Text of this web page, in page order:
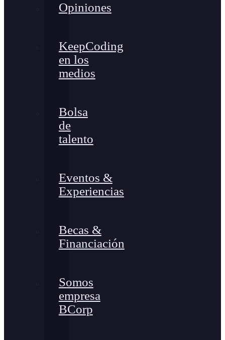
Opiniones
KeepCoding
en los
medios
Bolsa
de
talento
Eventos &
Experiencias
Becas &
Financiación
Somos
empresa
BCorp